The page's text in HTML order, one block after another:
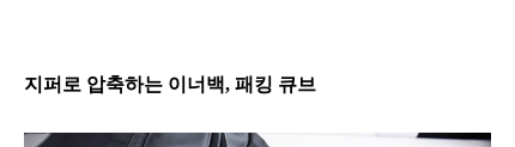
지퍼로 압축하는 이너백, 패킹 큐브